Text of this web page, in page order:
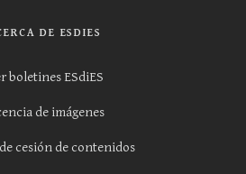
DE ESDIES
boletines ESdiES
de imágenes
cesión de contenidos